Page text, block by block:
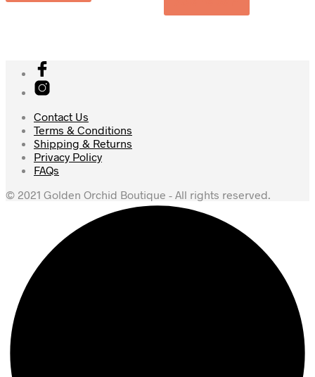
Contact Us
Terms & Conditions
Shipping & Returns
Privacy Policy
FAQs
© 2021 Golden Orchid Boutique - All rights reserved.